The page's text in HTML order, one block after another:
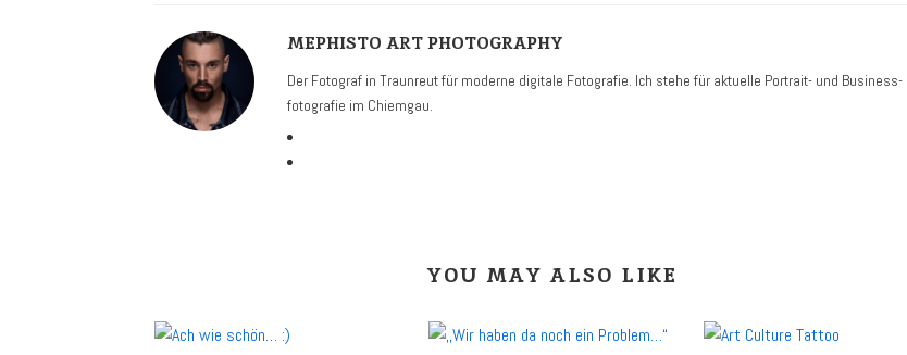
MEPHISTO ART PHOTOGRAPHY
Der Fotograf in Traunreut für moder­ne digitale Foto­grafie. Ich stehe für aktuelle Portrait- und Business­
fotografie im Chiemgau.
YOU MAY ALSO LIKE